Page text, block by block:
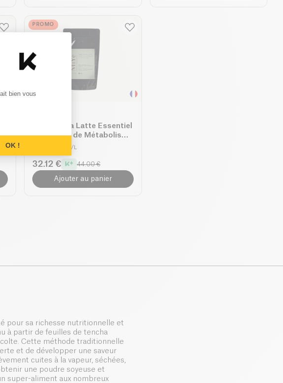
PROMO
MY Matcha Latte Essentiel
Activateur de Métabolisme
| 748.00 €/L
32.12 € 44.00 €
Ajouter au panier
pour sa richesse nutritionnelle et
à partir de feuilles de tencha
Cette méthode traditionnelle
et de développer une saveur
cuites à la vapeur, séchées,
une poudre soyeuse et
super-aliment aux nombreux
Personalize Your Options
bien vous
OK !